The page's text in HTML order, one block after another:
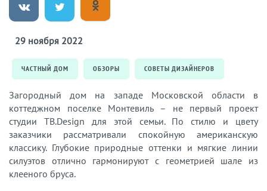
29 ноября 2022
ЧАСТНЫЙ ДОМ ОБЗОРЫ СОВЕТЫ ДИЗАЙНЕРОВ
Загородный дом на западе Московской области в
коттеджном поселке Монтевиль – не первый проект
студии TB.Design для этой семьи. По стилю и цвету
заказчики рассматривали спокойную американскую
классику. Глубокие природные оттенки и мягкие линии
силуэтов отлично гармонируют с геометрией шале из
клееного бруса.